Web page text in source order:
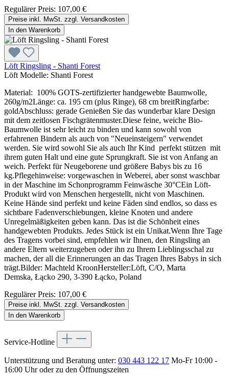
Regulärer Preis: 107,00 €
Preise inkl. MwSt. zzgl. Versandkosten
In den Warenkorb
Löft Ringsling - Shanti Forest
Löft Modelle: Shanti Forest
Material: 100% GOTS-zertifizierter handgewebte Baumwolle,
260g/m2Länge: ca. 195 cm (plus Ringe), 68 cm breitRingfarbe:
goldAbschluss: gerade Genießen Sie das wunderbar klare Design
mit dem zeitlosen Fischgrätenmuster.Diese feine, weiche Bio-
Baumwolle ist sehr leicht zu binden und kann sowohl von
erfahrenen Bindern als auch von "Neueinsteigern" verwendet
werden. Sie wird sowohl Sie als auch Ihr Kind perfekt stützen mit
ihrem guten Halt und eine gute Sprungkraft. Sie ist von Anfang an
weich. Perfekt für Neugeborene und größere Babys bis zu 16
kg.Pflegehinweise: vorgewaschen in Weberei, aber sonst waschbar
in der Maschine im Schonprogramm Feinwäsche 30°CEin Löft-
Produkt wird von Menschen hergestellt, nicht von Maschinen.
Keine Hände sind perfekt und keine Fäden sind endlos, so dass es
sichtbare Fadenverschiebungen, kleine Knoten und andere
Unregelmäßigkeiten geben kann. Das ist die Schönheit eines
handgewebten Produkts. Jedes Stück ist ein Unikat.Wenn Ihre Tage
des Tragens vorbei sind, empfehlen wir Ihnen, den Ringsling an
andere Eltern weiterzugeben oder ihn zu Ihrem Lieblingsschal zu
machen, der all die Erinnerungen an das Tragen Ihres Babys in sich
trägt.Bilder: Machteld KroonHersteller:Löft, C/O, Marta
Demska, Łącko 290, 3-390 Łącko, Poland
Regulärer Preis: 107,00 €
Preise inkl. MwSt. zzgl. Versandkosten
In den Warenkorb
Service-Hotline
Unterstützung und Beratung unter: 030 443 122 17 Mo-Fr 10:00 -
16:00 Uhr oder zu den Öffnungszeiten